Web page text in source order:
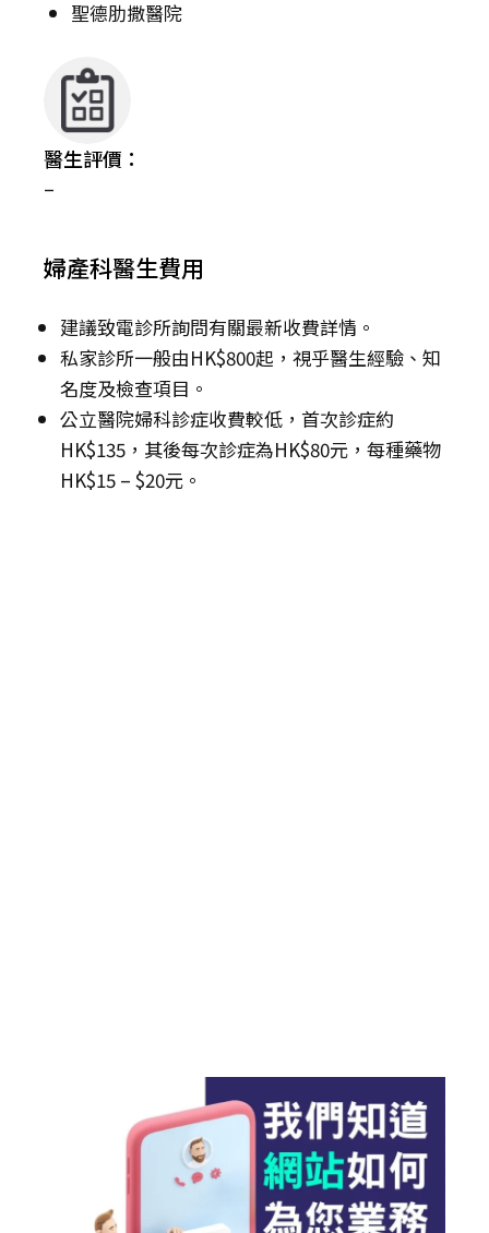
聖德肋撒醫院
醫生評價：
–
婦產科醫生費用
建議致電診所詢問有關最新收費詳情。
私家診所一般由HK$800起，視乎醫生經驗、知
名度及檢查項目。
公立醫院婦科診症收費較低，首次診症約
HK$135，其後每次診症為HK$80元，每種藥物
HK$15 – $20元。